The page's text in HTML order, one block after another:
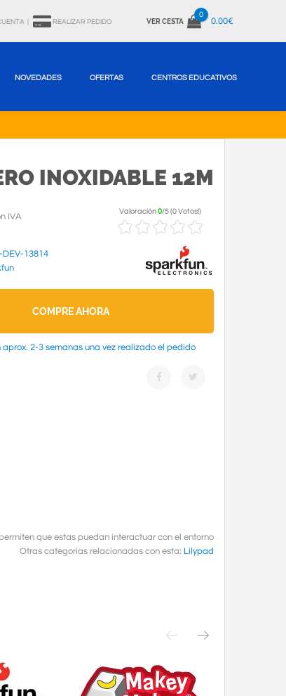
REALIZAR PEDIDO VER CESTA
0
0.00€
NOVEDADES OFERTAS CENTROS EDUCATIVOS
INOXIDABLE 12M
IVA
Valoración0/5(0 Votos!)
DEV-13814
COMPRE AHORA
aprox. 2-3 semanas una vez realizado el pedido
que estas puedan interactuar con el entorno
Otras categorias relacionadas con esta: Lilypad